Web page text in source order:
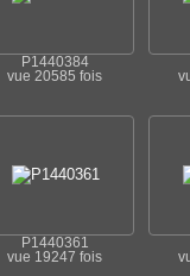
P1440384
vue 20585 fois
P1440361
vue 19247 fois